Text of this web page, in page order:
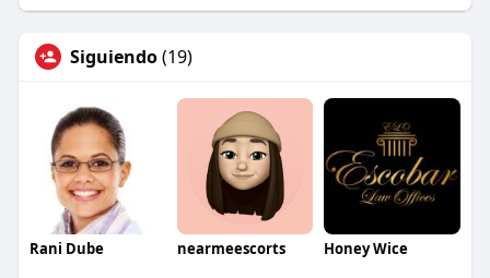
Siguiendo(19)
Rani Dube nearmeescorts Honey Wice